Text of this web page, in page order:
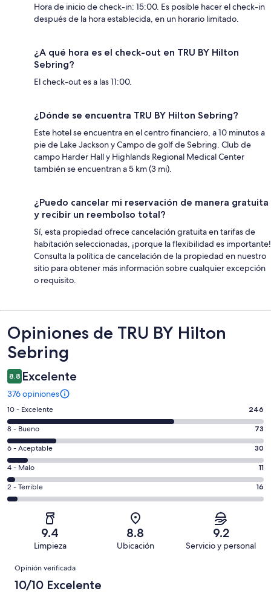
Hora de inicio de check-in: 15:00. Es posible hacer el check-in
después de la hora establecida, en un horario limitado.
¿A qué hora es el check-out en TRU BY Hilton
Sebring?
El check-out es a las 11:00.
¿Dónde se encuentra TRU BY Hilton Sebring?
Este hotel se encuentra en el centro financiero, a 10 minutos a
pie de Lake Jackson y Campo de golf de Sebring. Club de
campo Harder Hall y Highlands Regional Medical Center
también se encuentran a 5 km (3 mi).
¿Puedo cancelar mi reservación de manera gratuita
y recibir un reembolso total?
Sí, esta propiedad ofrece cancelación gratuita en tarifas de
habitación seleccionadas, ¡porque la flexibilidad es importante!
Consulta la política de cancelación de la propiedad en nuestro
sitio para obtener más información sobre cualquier excepción
o requisito.
Opiniones
Opiniones de TRU BY Hilton
Sebring
8.8 Excelente
376 opiniones
Puntuación
de
10,
es
decir,
Excelente.
Basada
en
opiniones
10 - Excelente 246
Puntuación
de
8,
es
decir,
Bueno.
Basada
opiniones
8 - Bueno 73
Puntuación
de
6,
es
decir,
Aceptable.
de
376
opiniones
6 - Aceptable 30
Puntuación
de
4,
Basada
de
4 - Malo 11
Puntuación
de
Terrible.
Basada
2 - Terrible 16
9.4
Limpieza
8.8
Ubicación
9.2
Servicio y personal
Opiniones
Opinión verificada
10/10 Excelente